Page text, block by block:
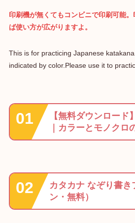
印刷機が無くてもコンビニで印刷可能。
ば使い方が広がりますよ。
This is for practicing Japanese
indicated by color.Please use it to
【無料ダウンロード
｜カラーとモノクロ
カタカナ なぞり書き
ン・無料）